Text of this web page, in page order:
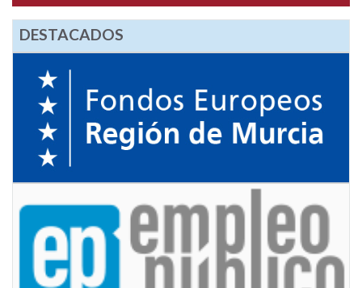
DESTACADOS